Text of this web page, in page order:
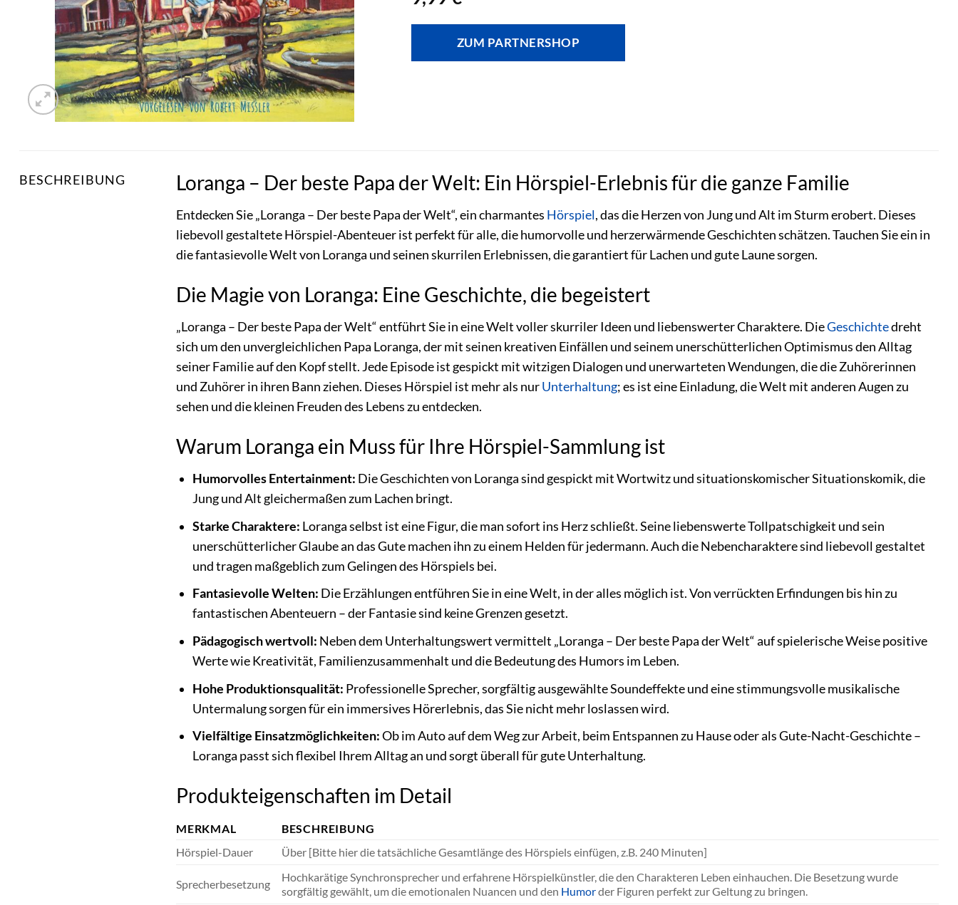
ZUM PARTNERSHOP
BESCHREIBUNG Loranga – Der beste Papa der Welt: Ein Hörspiel-Erlebnis für die ganze Familie
Entdecken Sie „Loranga – Der beste Papa der Welt“, ein charmantes Hörspiel, das die Herzen von Jung und Alt im Sturm erobert. Dieses
liebevoll gestaltete Hörspiel-Abenteuer ist perfekt für alle, die humorvolle und herzerwärmende Geschichten schätzen. Tauchen Sie ein in
die fantasievolle Welt von Loranga und seinen skurrilen Erlebnissen, die garantiert für Lachen und gute Laune sorgen.
Die Magie von Loranga: Eine Geschichte, die begeistert
„Loranga – Der beste Papa der Welt“ entführt Sie in eine Welt voller skurriler Ideen und liebenswerter Charaktere. DieGeschichtedreht
sich um den unvergleichlichen Papa Loranga, der mit seinen kreativen Einfällen und seinem unerschütterlichen Optimismus den Alltag
seiner Familie auf den Kopf stellt. Jede Episode ist gespickt mit witzigen Dialogen und unerwarteten Wendungen, die die Zuhörerinnen
und Zuhörer in ihren Bann ziehen. Dieses Hörspiel ist mehr als nurUnterhaltung; es ist eine Einladung, die Welt mit anderen Augen zu
sehen und die kleinen Freuden des Lebens zu entdecken.
Warum Loranga ein Muss für Ihre Hörspiel-Sammlung ist
Humorvolles Entertainment: Die Geschichten von Loranga sind gespickt mit Wortwitz und situationskomischer Situationskomik, die
Jung und Alt gleichermaßen zum Lachen bringt.
Starke Charaktere: Loranga selbst ist eine Figur, die man sofort ins Herz schließt. Seine liebenswerte Tollpatschigkeit und sein
unerschütterlicher Glaube an das Gute machen ihn zu einem Helden für jedermann. Auch die Nebencharaktere sind liebevoll gestaltet
und tragen maßgeblich zum Gelingen des Hörspiels bei.
Fantasievolle Welten: Die Erzählungen entführen Sie in eine Welt, in der alles möglich ist. Von verrückten Erfindungen bis hin zu
fantastischen Abenteuern – der Fantasie sind keine Grenzen gesetzt.
Pädagogisch wertvoll: Neben dem Unterhaltungswert vermittelt „Loranga – Der beste Papa der Welt“ auf spielerische Weise positive
Werte wie Kreativität, Familienzusammenhalt und die Bedeutung des Humors im Leben.
Hohe Produktionsqualität: Professionelle Sprecher, sorgfältig ausgewählte Soundeffekte und eine stimmungsvolle musikalische
Untermalung sorgen für ein immersives Hörerlebnis, das Sie nicht mehr loslassen wird.
Vielfältige Einsatzmöglichkeiten:Ob im Auto auf dem Weg zur Arbeit, beim Entspannen zu Hause oder als Gute-Nacht-Geschichte –
Loranga passt sich flexibel Ihrem Alltag an und sorgt überall für gute Unterhaltung.
Produkteigenschaften im Detail
MERKMAL
BESCHREIBUNG
Hörspiel-Dauer
Über [Bitte hier die tatsächliche Gesamtlänge des Hörspiels einfügen, z.B. 240 Minuten]
Sprecherbesetzung
Hochkarätige Synchronsprecher und erfahrene Hörspielkünstler, die den Charakteren Leben einhauchen. Die Besetzung wurde
sorgfältig gewählt, um die emotionalen Nuancen und den Humorder Figuren perfekt zur Geltung zu bringen.